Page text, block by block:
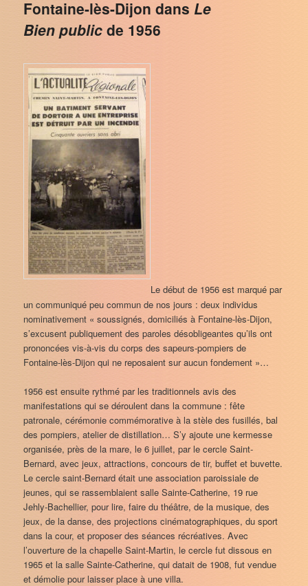
Fontaine-lès-Dijon dans Le
Bien public de 1956
Le début de 1956 est marqué par
un communiqué peu commun de nos jours : deux individus
nominativement « soussignés, domiciliés à Fontaine-lès-Dijon,
s’excusent publiquement des paroles désobligeantes qu’ils ont
prononcées vis-à-vis du corps des sapeurs-pompiers de
Fontaine-lès-Dijon qui ne reposaient sur aucun fondement »…
1956 est ensuite rythmé par les traditionnels avis des
manifestations qui se déroulent dans la commune : fête
patronale, cérémonie commémorative à la stèle des fusillés, bal
des pompiers, atelier de distillation… S’y ajoute une kermesse
organisée, près de la mare, le 6 juillet, par le cercle Saint-
Bernard, avec jeux, attractions, concours de tir, buffet et buvette.
Le cercle saint-Bernard était une association paroissiale de
jeunes, qui se rassemblaient salle Sainte-Catherine, 19 rue
Jehly-Bachellier, pour lire, faire du théâtre, de la musique, des
jeux, de la danse, des projections cinématographiques, du sport
dans la cour, et proposer des séances récréatives. Avec
l’ouverture de la chapelle Saint-Martin, le cercle fut dissous en
1965 et la salle Sainte-Catherine, qui datait de 1908, fut vendue
et démolie pour laisser place à une villa.